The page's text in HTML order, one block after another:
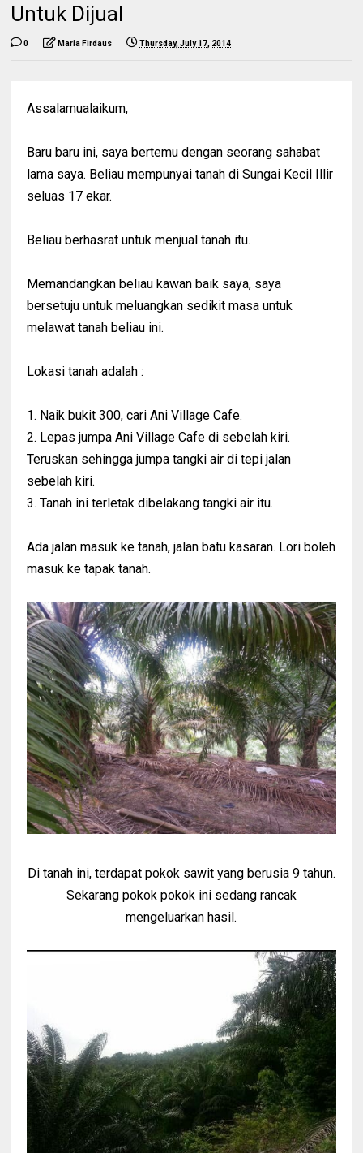
Untuk Dijual
0 Maria Firdaus Thursday, July 17, 2014
Assalamualaikum,
Baru baru ini, saya bertemu dengan seorang sahabat
lama saya. Beliau mempunyai tanah di Sungai Kecil Illir
seluas 17 ekar.
Beliau berhasrat untuk menjual tanah itu.
Memandangkan beliau kawan baik saya, saya
bersetuju untuk meluangkan sedikit masa untuk
melawat tanah beliau ini.
Lokasi tanah adalah :
1. Naik bukit 300, cari Ani Village Cafe.
2. Lepas jumpa Ani Village Cafe di sebelah kiri.
Teruskan sehingga jumpa tangki air di tepi jalan
sebelah kiri.
3. Tanah ini terletak dibelakang tangki air itu.
Ada jalan masuk ke tanah, jalan batu kasaran. Lori boleh
masuk ke tapak tanah.
Di tanah ini, terdapat pokok sawit yang berusia 9 tahun.
Sekarang pokok pokok ini sedang rancak
mengeluarkan hasil.